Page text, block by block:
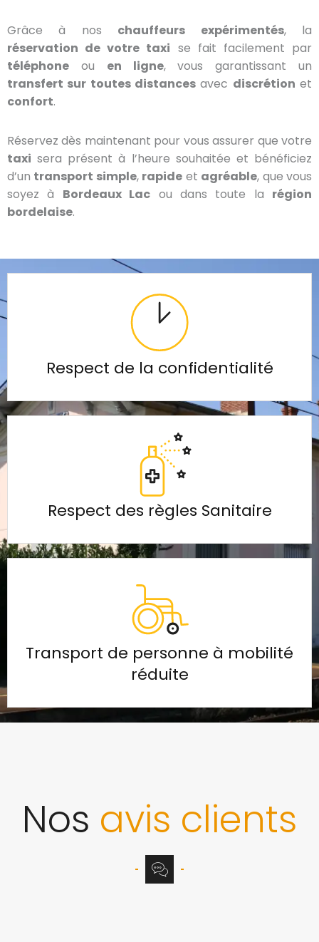
Grâce à nos chauffeurs expérimentés, la
réservation de votre taxi se fait facilement par
téléphone ou en ligne, vous garantissant un
transfert sur toutes distances avec discrétion et
confort.
Réservez dès maintenant pour vous assurer que votre
taxi sera présent à l’heure souhaitée et bénéficiez
d’un transport simple, rapide et agréable, que vous
soyez à Bordeaux Lac ou dans toute la région
bordelaise.
Respect de la confidentialité
Respect des règles Sanitaire
Transport de personne à mobilité
réduite
Nos avis clients